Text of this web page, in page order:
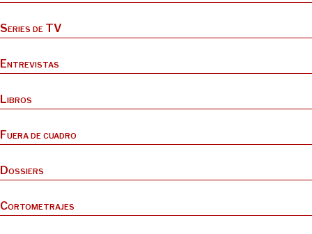
Series de TV
Entrevistas
Libros
Fuera de cuadro
Dossiers
Cortometrajes